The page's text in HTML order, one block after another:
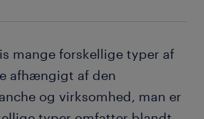
mange forskellige typer af
afhængigt af den
og virksomhed, man er